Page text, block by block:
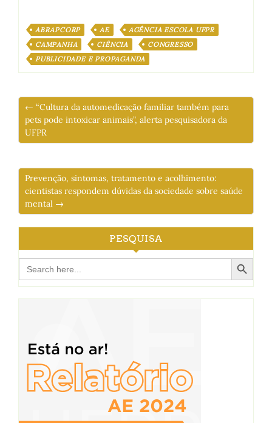
ABRAPCORP AE
AGÊNCIA ESCOLA UFPR
CAMPANHA
CIÊNCIA
CONGRESSO
PUBLICIDADE E PROPAGANDA
← “Cultura da automedicação familiar também para
pets pode intoxicar animais”, alerta pesquisadora da
UFPR
Prevenção, sintomas, tratamento e acolhimento:
cientistas respondem dúvidas da sociedade sobre saúde
mental →
PESQUISA
Search
for:
Search Button